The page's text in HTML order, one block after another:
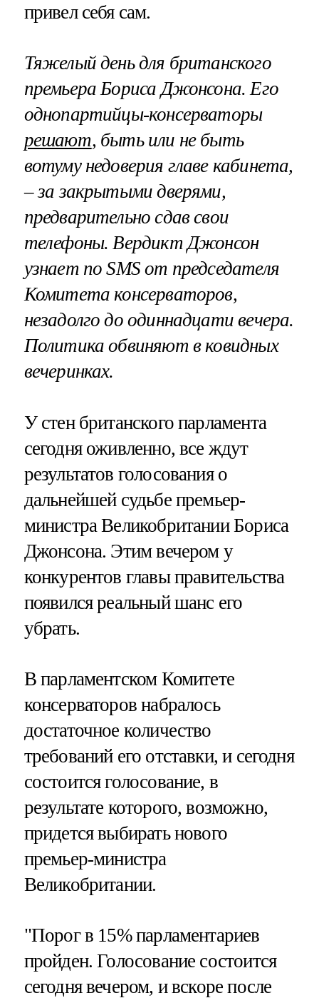
привел себя сам.
Тяжелый день для британского
премьера Бориса Джонсона. Его
однопартийцы-консерваторы
решают, быть или не быть
вотуму недоверия главе кабинета,
– за закрытыми дверями,
предварительно сдав свои
телефоны. Вердикт Джонсон
узнает по SMS от председателя
Комитета консерваторов,
незадолго до одиннадцати вечера.
Политика обвиняют в ковидных
вечеринках.
У стен британского парламента
сегодня оживленно, все ждут
результатов голосования о
дальнейшей судьбе премьер-
министра Великобритании Бориса
Джонсона. Этим вечером у
конкурентов главы правительства
появился реальный шанс его
убрать.
В парламентском Комитете
консерваторов набралось
достаточное количество
требований его отставки, и сегодня
состоится голосование, в
результате которого, возможно,
придется выбирать нового
премьер-министра
Великобритании.
"Порог в 15% парламентариев
пройден. Голосование состоится
сегодня вечером, и вскоре после